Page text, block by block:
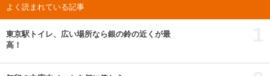
よく読まれている記事
東京駅トイレ、広い場所なら銀の鈴の近くが最
高！